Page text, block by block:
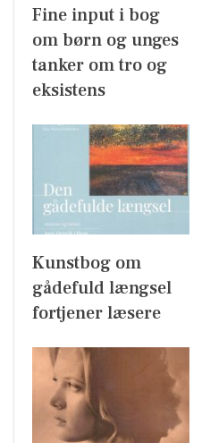
Fine input i bog
om børn og unges
tanker om tro og
eksistens
Kunstbog om
gådefuld længsel
fortjener læsere